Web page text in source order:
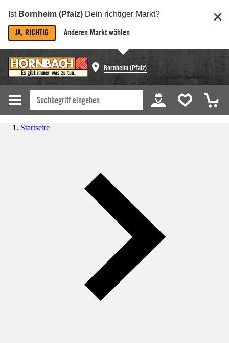
Ist Bornheim (Pfalz) Dein richtiger Markt?
JA, RICHTIG Anderen Markt wählen
Bornheim (Pfalz)
Startseite